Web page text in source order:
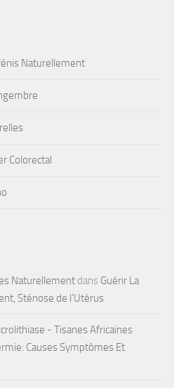
Naturellement
Colorectal
Naturellement dans Guérir La
Sténose de l’Utérus
- Tisanes Africaines
Causes Symptômes Et